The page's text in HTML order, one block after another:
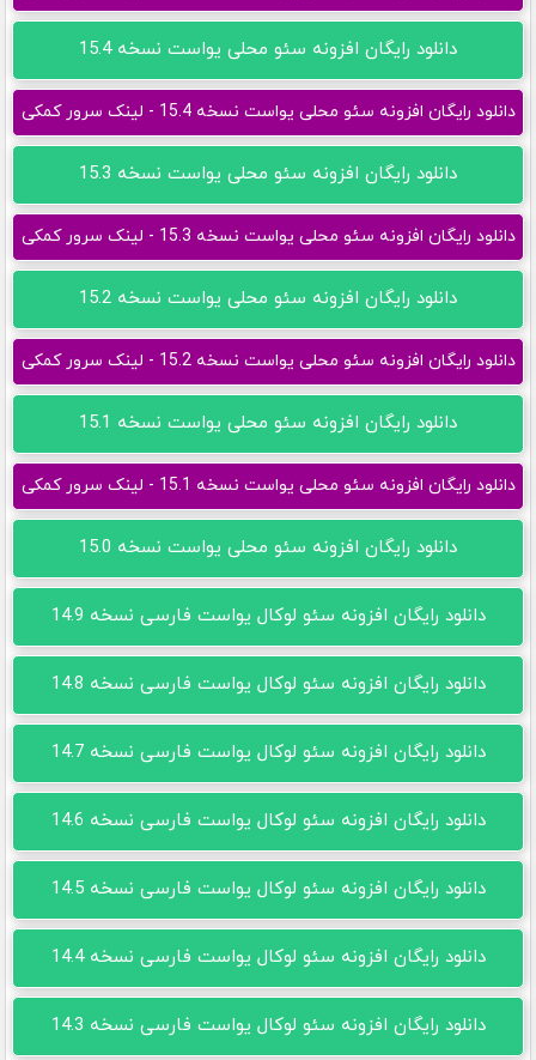
دانلود رایگان افزونه سئو محلی یواست نسخه 15.4
دانلود رایگان افزونه سئو محلی یواست نسخه 15.4 - لینک سرور کمکی
دانلود رایگان افزونه سئو محلی یواست نسخه 15.3
دانلود رایگان افزونه سئو محلی یواست نسخه 15.3 - لینک سرور کمکی
دانلود رایگان افزونه سئو محلی یواست نسخه 15.2
دانلود رایگان افزونه سئو محلی یواست نسخه 15.2 - لینک سرور کمکی
دانلود رایگان افزونه سئو محلی یواست نسخه 15.1
دانلود رایگان افزونه سئو محلی یواست نسخه 15.1 - لینک سرور کمکی
دانلود رایگان افزونه سئو محلی یواست نسخه 15.0
دانلود رایگان افزونه سئو لوکال یواست فارسی نسخه 14.9
دانلود رایگان افزونه سئو لوکال یواست فارسی نسخه 14.8
دانلود رایگان افزونه سئو لوکال یواست فارسی نسخه 14.7
دانلود رایگان افزونه سئو لوکال یواست فارسی نسخه 14.6
دانلود رایگان افزونه سئو لوکال یواست فارسی نسخه 14.5
دانلود رایگان افزونه سئو لوکال یواست فارسی نسخه 14.4
دانلود رایگان افزونه سئو لوکال یواست فارسی نسخه 14.3